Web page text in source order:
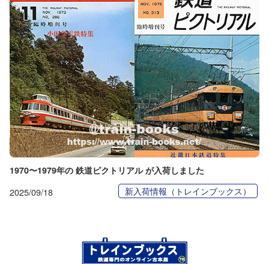
1970〜1979年の 鉄道ピクトリアル が入荷しました
2025/09/18 新入荷情報（トレインブックス）